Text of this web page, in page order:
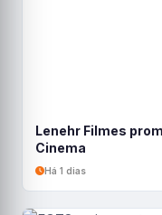
Lenehr Filmes
Cinema
Há 1 dias